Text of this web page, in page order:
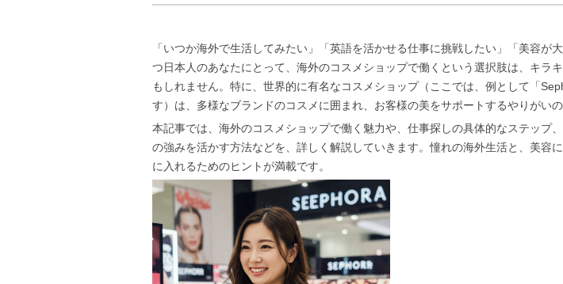
「いつか海外で生活してみたい」「英語を活かせる仕事に挑戦したい」「美容が
つ日本人のあなたにとって、海外のコスメショップで働くという選択肢は、キラ
もしれません。特に、世界的に有名なコスメショップ（ここでは、例として「
す）は、多様なブランドのコスメに囲まれ、お客様の美をサポートするやりがいの
本記事では、海外のコスメショップで働く魅力や、仕事探しの具体的なステップ
の強みを活かす方法などを、詳しく解説していきます。憧れの海外生活と、美容
に入れるためのヒントが満載です。